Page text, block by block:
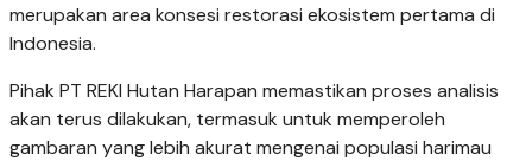
merupakan area konsesi restorasi ekosistem pertama di
Indonesia.
Pihak PT REKI Hutan Harapan memastikan proses analisis
akan terus dilakukan, termasuk untuk memperoleh
gambaran yang lebih akurat mengenai populasi harimau